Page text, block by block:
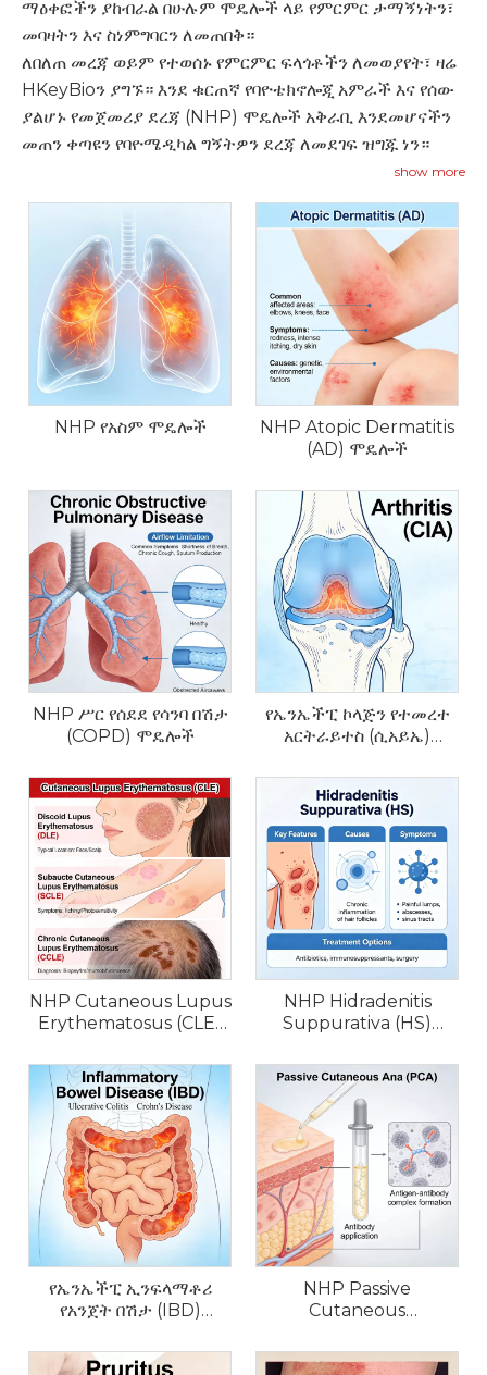
ማዕቀፎችን ያከብራል በሁሉም ሞዴሎች ላይ የምርምር ታማኝነትን፣
መባዛትን እና ስነምግባርን ለመጠበቅ።
ለበለጠ መረጃ ወይም የተወሰኑ የምርምር ፍላጎቶችን ለመወያየት፣ ዛሬ
HKeyBioን ያግኙ። እንደ ቁርጠኛ የባዮቴክኖሎጂ አምራች እና የሰው
ያልሆኑ የመጀመሪያ ደረጃ (NHP) ሞዴሎች አቅራቢ እንደመሆናችን
መጠን ቀጣዩን የባዮሜዲካል ግኝትዎን ደረጃ ለመደገፍ ዝግጁ ነን።
show more
NHP የአስም ሞዴሎች
NHP Atopic Dermatitis
(AD) ሞዴሎች
NHP ሥር የሰደደ የሳንባ በሽታ
(COPD) ሞዴሎች
የኤንኤችፒ ኮላጅን የተመረተ
አርትራይተስ (ሲአይኤ)
NHP Cutaneous Lupus
Erythematosus (CLE)
NHP Hidradenitis
Suppurativa (HS)
የኤንኤችፒ ኢንፍላማቶሪ
የአንጀት በሽታ (IBD)
NHP Passive
Cutaneous
ሞዴሎች